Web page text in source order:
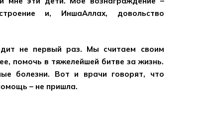
и, ИншаАллах, довольство
не первый раз. Мы считаем своим
помочь в тяжелейшей битве за жизнь.
болезни. Вот и врачи говорят, что
– не пришла.